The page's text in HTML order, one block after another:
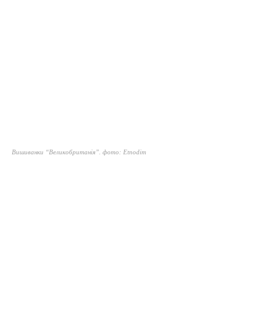
Вишиванки “Великобританія”. фото: Etnodim